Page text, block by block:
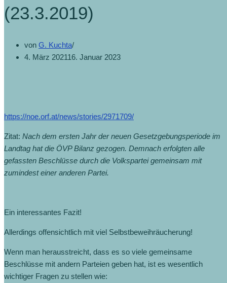
(23.3.2019)
von G. Kuchta
4. März 202116. Januar 2023
https://noe.orf.at/news/stories/2971709/
Zitat: Nach dem ersten Jahr der neuen Gesetzgebungsperiode im
Landtag hat die ÖVP Bilanz gezogen. Demnach erfolgten alle
gefassten Beschlüsse durch die Volkspartei gemeinsam mit
zumindest einer anderen Partei.
Ein interessantes Fazit!
Allerdings offensichtlich mit viel Selbstbeweihräucherung!
Wenn man herausstreicht, dass es so viele gemeinsame
Beschlüsse mit andern Parteien geben hat, ist es wesentlich
wichtiger Fragen zu stellen wie: